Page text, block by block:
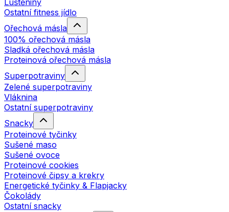
Luštěniny
Ostatní fitness jídlo
Ořechová másla
100% ořechová másla
Sladká ořechová másla
Proteinová ořechová másla
Superpotraviny
Zelené superpotraviny
Vláknina
Ostatní superpotraviny
Snacky
Proteinové tyčinky
Sušené maso
Sušené ovoce
Proteinové cookies
Proteinové čipsy a krekry
Energetické tyčinky & Flapjacky
Čokolády
Ostatní snacky